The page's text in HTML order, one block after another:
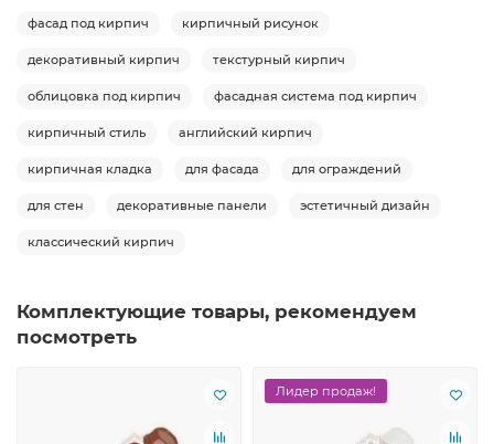
фасад под кирпич кирпичный рисунок
декоративный кирпич текстурный кирпич
облицовка под кирпич фасадная система под кирпич
кирпичный стиль английский кирпич
кирпичная кладка для фасада для ограждений
для стен декоративные панели эстетичный дизайн
классический кирпич
Комплектующие товары, рекомендуем
посмотреть
Лидер продаж!